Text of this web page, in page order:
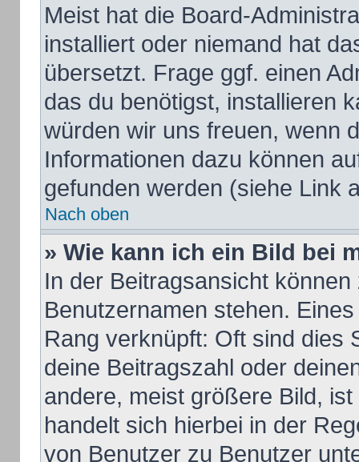
Meist hat die Board-
installiert oder niemand hat
übersetzt. Frage ggf. einen
das du benötigst, installieren
würden wir uns freuen, wenn
Informationen dazu können
gefunden werden (siehe Link
Nach oben
» Wie kann ich ein Bild bei
In der Beitragsansicht
Benutzernamen stehen.
Rang verknüpft: Oft sind dies
deine Beitragszahl oder
andere, meist größere Bild,
handelt sich hierbei in der
von Benutzer zu Benutzer